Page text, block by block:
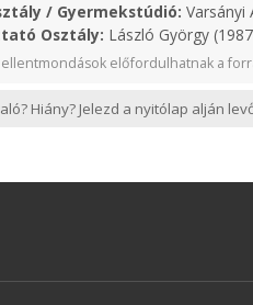
/ Gyermekstúdió: Varsányi
Osztály: László György
előfordulhatnak a
Hiány? Jelezd a nyitólap alján